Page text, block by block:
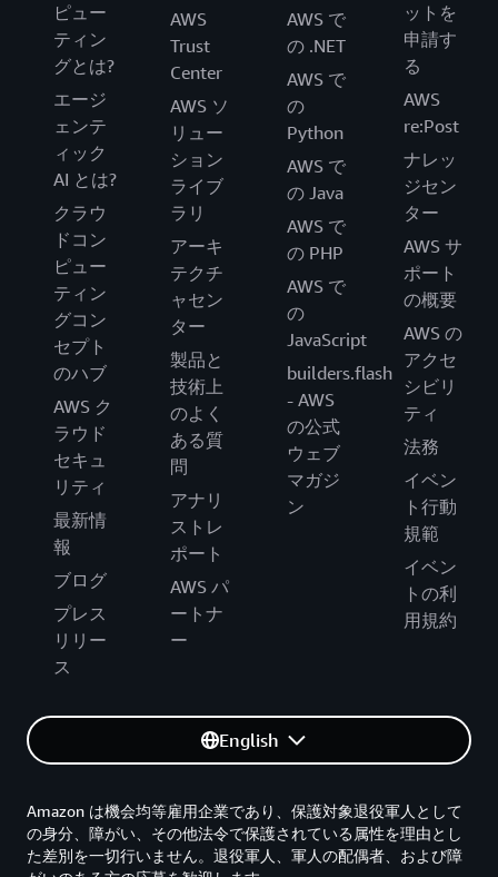
ピュー
ティン
グとは?
エージ
ェンテ
ィック
AI とは?
クラウ
ドコン
ピュー
ティン
グコン
セプト
のハブ
AWS ク
ラウド
セキュ
リティ
最新情
報
ブログ
プレス
リリー
ス
AWS
Trust
Center
AWS ソ
リュー
ション
ライブ
ラリ
アーキ
テクチ
ャセン
ター
製品と
技術上
のよく
ある質
問
アナリ
ストレ
ポート
AWS パ
ートナ
ー
AWS で
の .NET
AWS で
の
Python
AWS で
の Java
AWS で
の PHP
AWS で
の
JavaScript
builders.flash
- AWS
の公式
ウェブ
マガジ
ン
ットを
申請す
る
AWS
re:Post
ナレッ
ジセン
ター
AWS サ
ポート
の概要
AWS の
アクセ
シビリ
ティ
法務
イベン
ト行動
規範
イベン
トの利
用規約
English
Amazon は機会均等雇用企業であり、保護対象退役軍人として
の身分、障がい、その他法令で保護されている属性を理由とし
た差別を一切行いません。退役軍人、軍人の配偶者、および障